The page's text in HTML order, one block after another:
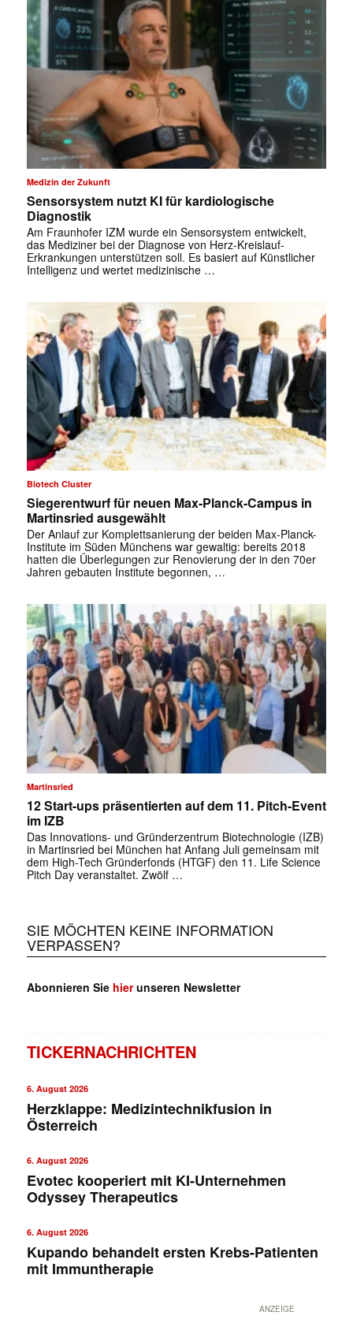
✕
Medizin der Zukunft
Sensorsystem nutzt KI für kardiologische
Diagnostik
Am Fraunhofer IZM wurde ein Sensorsystem entwickelt,
das Mediziner bei der Diagnose von Herz-Kreislauf-
Erkrankungen unterstützen soll. Es basiert auf Künstlicher
Intelligenz und wertet medizinische …
Biotech Cluster
Siegerentwurf für neuen Max-Planck-Campus in
Martinsried ausgewählt
Der Anlauf zur Komplettsanierung der beiden Max-Planck-
Institute im Süden Münchens war gewaltig: bereits 2018
hatten die Überlegungen zur Renovierung der in den 70er
Jahren gebauten Institute begonnen, …
Martinsried
12 Start-ups präsentierten auf dem 11. Pitch-Event
im IZB
Das Innovations- und Gründerzentrum Biotechnologie (IZB)
in Martinsried bei München hat Anfang Juli gemeinsam mit
dem High-Tech Gründerfonds (HTGF) den 11. Life Science
Pitch Day veranstaltet. Zwölf …
SIE MÖCHTEN KEINE INFORMATION
VERPASSEN?
Abonnieren Sie hierunseren Newsletter
TICKERNACHRICHTEN
6. August 2026
Herzklappe: Medizintechnikfusion in
Österreich
6. August 2026
Evotec kooperiert mit KI-Unternehmen
Odyssey Therapeutics
6. August 2026
Kupando behandelt ersten Krebs-Patienten
mit Immuntherapie
ANZEIGE